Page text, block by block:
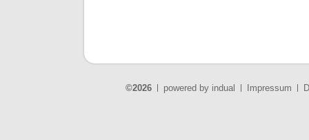
©2026 powered by indual Impressum